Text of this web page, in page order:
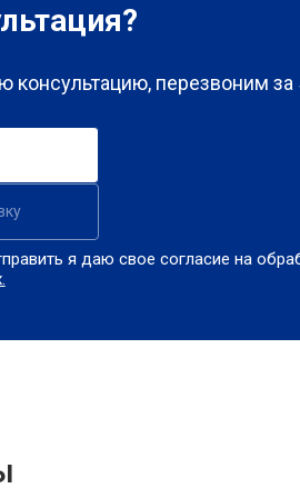
консультацию, перезвоним за
я даю свое согласие на